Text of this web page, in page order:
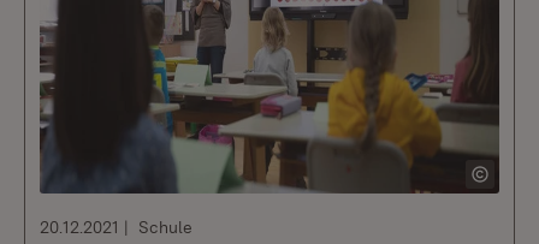
20.12.2021 Schule